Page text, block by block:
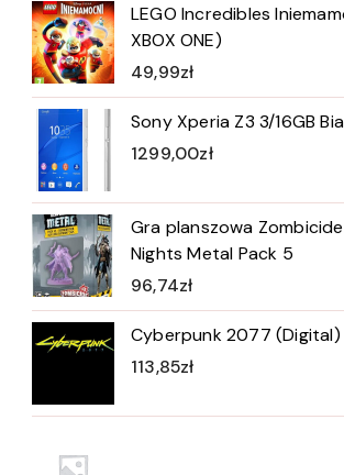
LEGO Incredibles
XBOX ONE)
49,99zł
Sony Xperia Z3 3/16GB
1299,00zł
Gra planszowa
Nights Metal Pack 5
96,74zł
Cyberpunk 2077 (Digital)
113,85zł